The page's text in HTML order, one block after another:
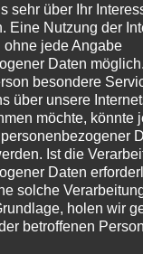
Patriot P300
(P300P256GM28)
Zum
G.Skill Aegis
3200
Zum
sehr über Ihr
Eine Nutzung der
jede Angabe
Daten
besondere
über unsere
möchte, könnte
Ist die
Daten
solche
holen wir
betroffenen